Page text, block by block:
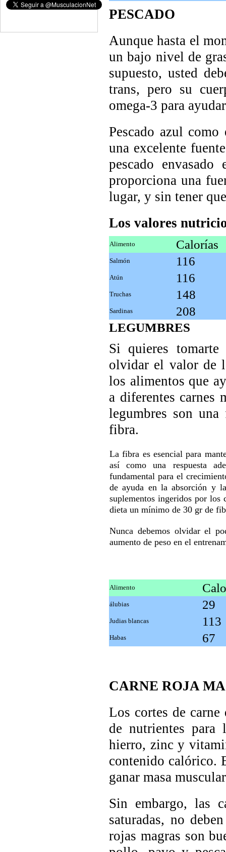
PESCADO
Aunque hasta el
un bajo nivel de
supuesto, usted
trans, pero su
omega-3 para
Pescado azul
una excelente
pescado
proporciona una
lugar, y sin tener
Los valores
Alimento Calorías
Salmón 116
Atún 116
Truchas 148
Sardinas
208
LEGUMBRES
Si quieres
olvidar el valor de
los alimentos que
a diferentes carnes
legumbres son
fibra.
La fibra es esencial para
así como una respuesta
fundamental para el
de ayuda en la absorción y
suplementos ingeridos por los
dieta un mínimo de 30 gr de
Nunca debemos olvidar el
aumento de peso en el
Alimento
álubias 29
Judias blancas 113
Habas 67
CARNE ROJA
Los cortes de carne
de nutrientes para
hierro, zinc y
contenido calórico.
ganar masa
Sin embargo, las
saturadas, no
rojas magras son